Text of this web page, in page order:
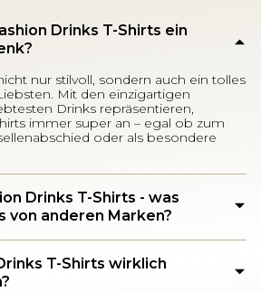
Drinks T-Shirts ein
nur stilvoll, sondern auch ein tolles
Mit den einzigartigen
Drinks repräsentieren,
immer super an – egal ob zum
oder als besondere
Drinks T-Shirts - was
von anderen Marken?
T-Shirts wirklich